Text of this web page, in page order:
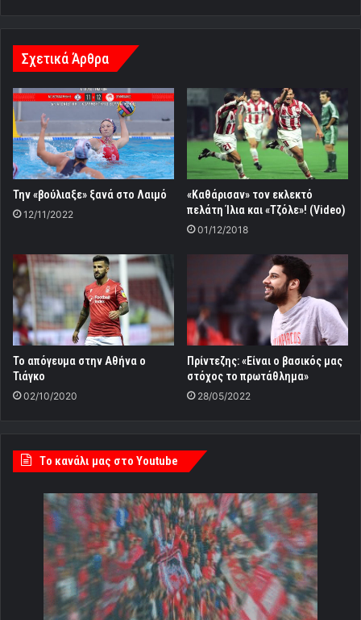
Σχετικά Άρθρα
Την «βούλιαξε» ξανά στο Λαιμό
12/11/2022
«Καθάρισαν» τον εκλεκτό
πελάτη Ίλια και «Τζόλε»! (Video)
01/12/2018
Το απόγευμα στην Αθήνα ο
Τιάγκο
02/10/2020
Πρίντεζης: «Είναι ο βασικός μας
στόχος το πρωτάθλημα»
28/05/2022
Tο κανάλι μας στο Youtube